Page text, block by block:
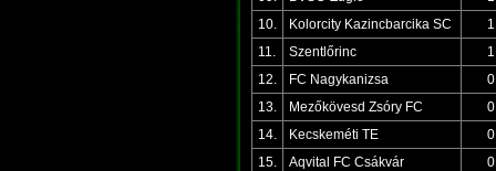
10.
Kolorcity Kazincbarcika SC
1
11.
Szentlőrinc
1
12.
FC Nagykanizsa
0
13.
Mezőkövesd Zsóry FC
0
14.
Kecskeméti TE
0
15.
Aqvital FC Csákvár
0